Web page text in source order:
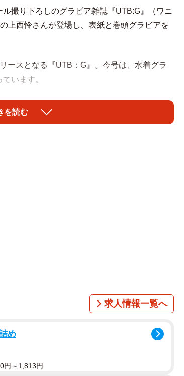
撮り下ろしのグラビア雑誌『UTB:G』（ワニ
上西怜さんが登場し、表紙と巻頭グラビアを
ースとなる『UTB：G』。今号は、水着グラ
います。
籍したNMB48を卒業し、新たなスタートを切
ら逃れたようなシンプルなヴィラを舞台に
を読む
求人情報一覧へ
め
円～1,813円